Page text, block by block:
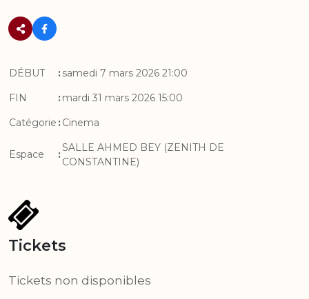
DÉBUT :samedi 7 mars 2026 21:00
FIN
:mardi 31 mars 2026 15:00
Catégorie :Cinema
Espace :
SALLE AHMED BEY (ZENITH DE
CONSTANTINE)
Tickets
Tickets non disponibles